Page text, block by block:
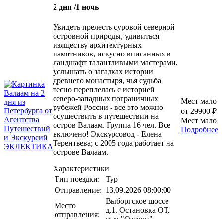
2 дня /1 ночь
Увидеть прелесть суровой северной
островной природы, удивиться
изяществу архитектурных
памятников, искусно вписанных в
ландшафт талантливыми мастерами,
услышать о загадках истории
древнего монастыря, чья судьба
тесно переплелась с историей
северо-западных пограничных
рубежей России - все это можно
осуществить в путешествии на
остров Валаам. Группа 16 чел. Все
включено! Экскурсовод - Елена
Терентьева; с 2005 года работает на
острове Валаам.
Характеристики
Тип поездки:
Тур
Отправление: 13.09.2026 08:00:00
Место
отправления:
Выборгское шоссе
д.1. Остановка ОТ,
Мест мало
от 29900 ₽
Мест мало
Подробнее